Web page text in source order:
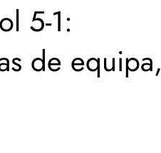
5-1:
de equipa,